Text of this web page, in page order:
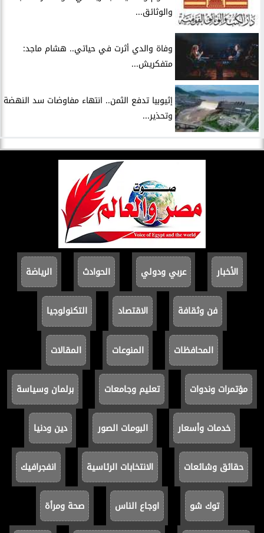
والوثائق...
وفاة والدي أثرت في حياتي.. هشام ماجد:
متفكريش...
إثيوبيا تدفع الثمن.. انتهاء مفاوضات سد النهضة
وتحذير...
الأخبار عربي ودولي الحوادث الرياضة
فن وثقافة الاقتصاد التكنولوجيا
المحافظات المنوعات المقالات
مؤتمرات وندوات تعليم وجامعات برلمان وسياسة
خدمات وأسعار البومات الصور دين ودنيا
حقائق وشائعات الانتخابات الرئاسية انفجرافيك
توك شو اوجاع الناس صحة ومرأة